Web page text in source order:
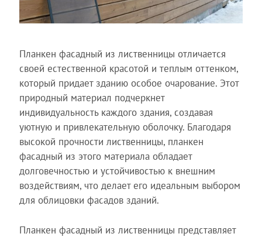
Планкен фасадный из лиственницы отличается
своей естественной красотой и теплым оттенком,
который придает зданию особое очарование. Этот
природный материал подчеркнет
индивидуальность каждого здания, создавая
уютную и привлекательную оболочку. Благодаря
высокой прочности лиственницы, планкен
фасадный из этого материала обладает
долговечностью и устойчивостью к внешним
воздействиям, что делает его идеальным выбором
для облицовки фасадов зданий.
Планкен фасадный из лиственницы представляет